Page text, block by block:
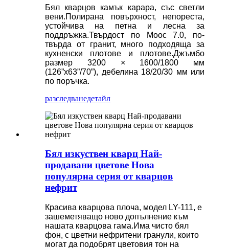
Бял кварцов камък карара, със светли
вени.Полирана повърхност, непореста,
устойчива на петна и лесна за
поддръжка.Твърдост по Моос 7.0, по-
твърда от гранит, много подходяща за
кухненски плотове и плотове.Джъмбо
размер 3200 × 1600/1800 мм
(126”x63”/70”), дебелина 18/20/30 мм или
по поръчка.
разследванедетайл
Бял изкуствен кварц Най-
продавани цветове Нова
популярна серия от кварцов
нефрит
Красива кварцова плоча, модел LY-111, е
зашеметяващо ново допълнение към
нашата кварцова гама.Има чисто бял
фон, с цветни нефритени гранули, които
могат да подобрят цветовия тон на